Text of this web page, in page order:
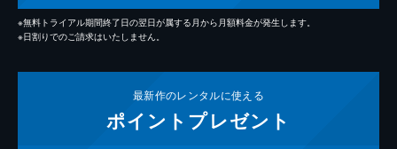
※無料トライアル期間終了日の翌日が属する月から月額料金が発生します。
※日割りでのご請求はいたしません。
最新作のレンタルに使える
ポイント プレゼント